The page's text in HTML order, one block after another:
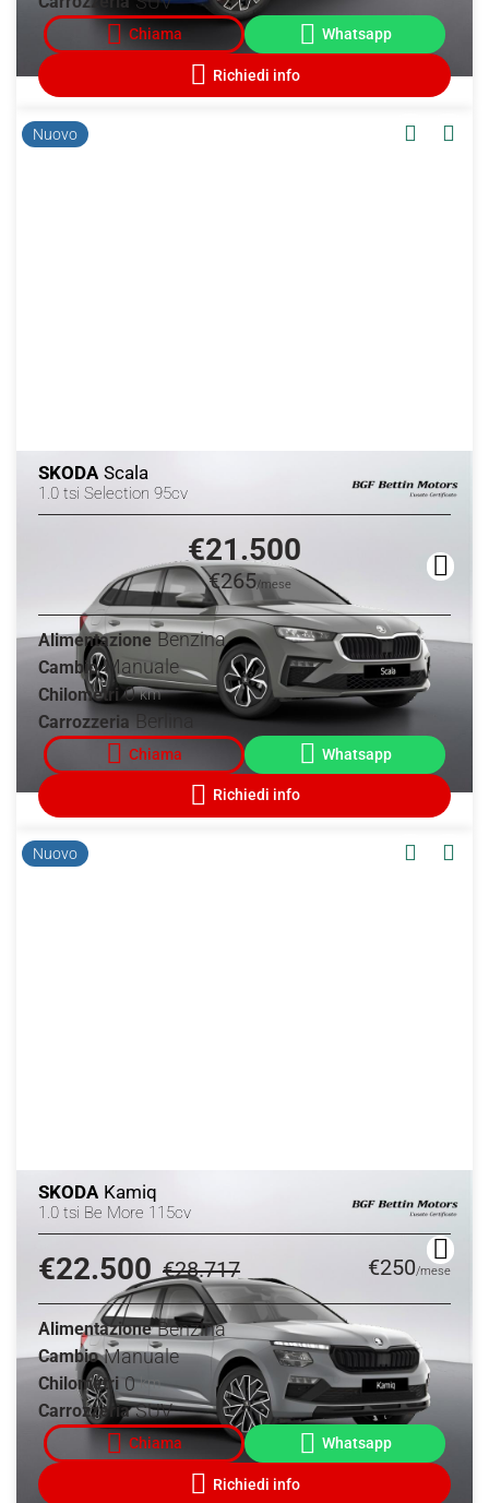
Nuovo
SKODA Scala
1.0 tsi Selection 95cv
€21.500
€265/mese
Alimentazione Benzina
Cambio Manuale
Chilometri 0km
Carrozzeria Berlina
Nuovo
SKODA Kamiq
1.0 tsi Be More 115cv
€22.500 €28.717 €250/mese
Alimentazione Benzina
Cambio Manuale
Chilometri 0km
Carrozzeria SUV